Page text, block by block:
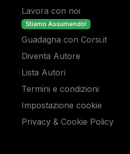
Lavora con noi
Stiamo Assumendo!
Guadagna con Corsi.it
Diventa Autore
Lista Autori
Termini e condizioni
Impostazione cookie
Privacy & Cookie Policy